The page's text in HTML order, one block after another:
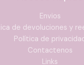
Envios
de devoluciones y
Política de
Contactenos
Links